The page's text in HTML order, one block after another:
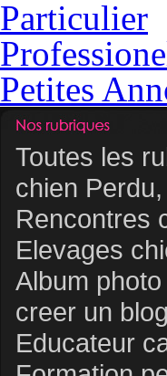
Particulier
Petites
Toutes les
chien
Rencontres
Elevages
Album
creer un
Educateur